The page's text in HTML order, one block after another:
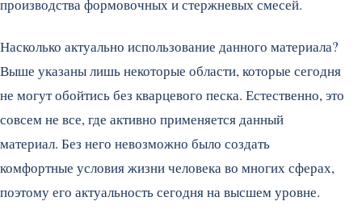
производства формовочных и стержневых смесей.
Насколько актуально использование данного материала?
Выше указаны лишь некоторые области, которые сегодня
не могут обойтись без кварцевого песка. Естественно, это
совсем не все, где активно применяется данный
материал. Без него невозможно было создать
комфортные условия жизни человека во многих сферах,
поэтому его актуальность сегодня на высшем уровне.